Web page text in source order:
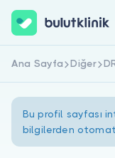
Hemen
Ana Sayfa Diğer
Bu profil sayfası
bilgilerden